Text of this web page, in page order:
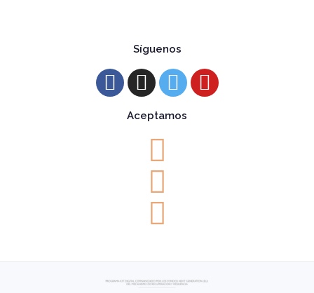
Síguenos
Aceptamos